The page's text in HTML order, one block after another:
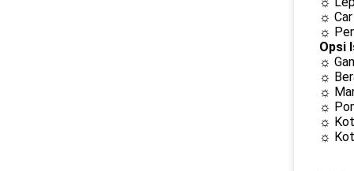
☼ Car
☼
Opsi
☼
☼
☼
☼
☼
☼